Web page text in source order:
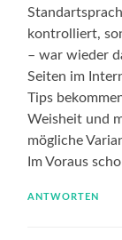
kontrolliert,
– war wieder
Seiten im
Tips
Weisheit und
mögliche
Im Voraus
ANTWORTEN